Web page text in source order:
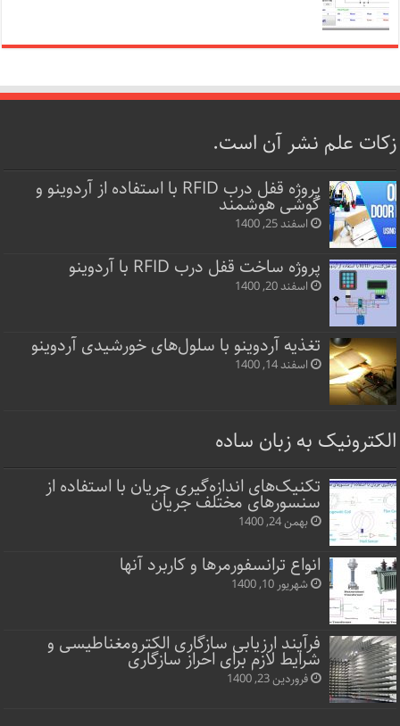
زکات علم نشر آن است.
پروژه قفل‌ درب RFID با استفاده از آردوینو و
گوشی هوشمند
اسفند 25, 1400
پروژه ساخت قفل‌ درب RFID با آردوینو
اسفند 20, 1400
تغذیه آردوینو با سلول‌های خورشیدی آردوینو
اسفند 14, 1400
الکترونیک به زبان ساده
تکنیک‌های اندازه‌گیری جریان با استفاده از
سنسورهای مختلف جریان
بهمن 24, 1400
انواع ترانسفورمرها و کاربرد آنها
شهریور 10, 1400
فرآیند ارزیابی سازگاری الکترومغناطیسی و
شرایط لازم برای احراز سازگاری
فروردین 23, 1400